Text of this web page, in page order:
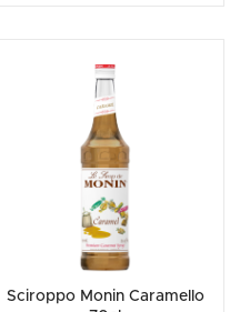
Sciroppo Monin Caramello